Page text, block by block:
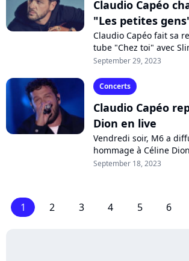
Claudio Capéo
"Les petites
Claudio Capéo fait sa
tube "Chez toi" avec
lancement de sa
September 29, 2023
Concerts
Claudio Capéo
Dion en live
Vendredi soir, M6 a
hommage à Céline
Parmi les artistes
September 18, 2023
1 2 3 4 5 6